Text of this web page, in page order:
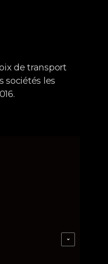
de transport
sociétés les